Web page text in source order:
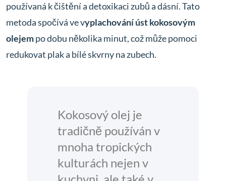
používaná k čištění a detoxikaci zubů a dásní. Tato
metoda spočívá ve vyplachování úst kokosovým
olejempo dobu několika minut, což může pomoci
redukovat plak a bílé skvrny na zubech.
Kokosový olej je
tradičně používán v
mnoha tropických
kulturách nejen v